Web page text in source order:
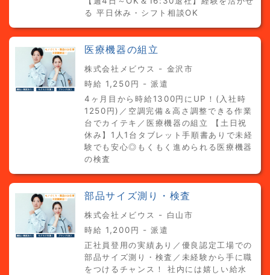
る 平日休み・シフト相談OK
医療機器の組立
株式会社メビウス - 金沢市
時給 1,250円 - 派遣
4ヶ月目から時給1300円にUP！(入社時
1250円)／空調完備＆高さ調整できる作業
台でカイテキ／医療機器の組立 【土日祝
休み】1人1台タブレット手順書ありで未経
験でも安心◎もくもく進められる医療機器
の検査
部品サイズ測り・検査
株式会社メビウス - 白山市
時給 1,200円 - 派遣
正社員登用の実績あり／優良認定工場での
部品サイズ測り・検査／未経験から手に職
をつけるチャンス！ 社内には嬉しい給水